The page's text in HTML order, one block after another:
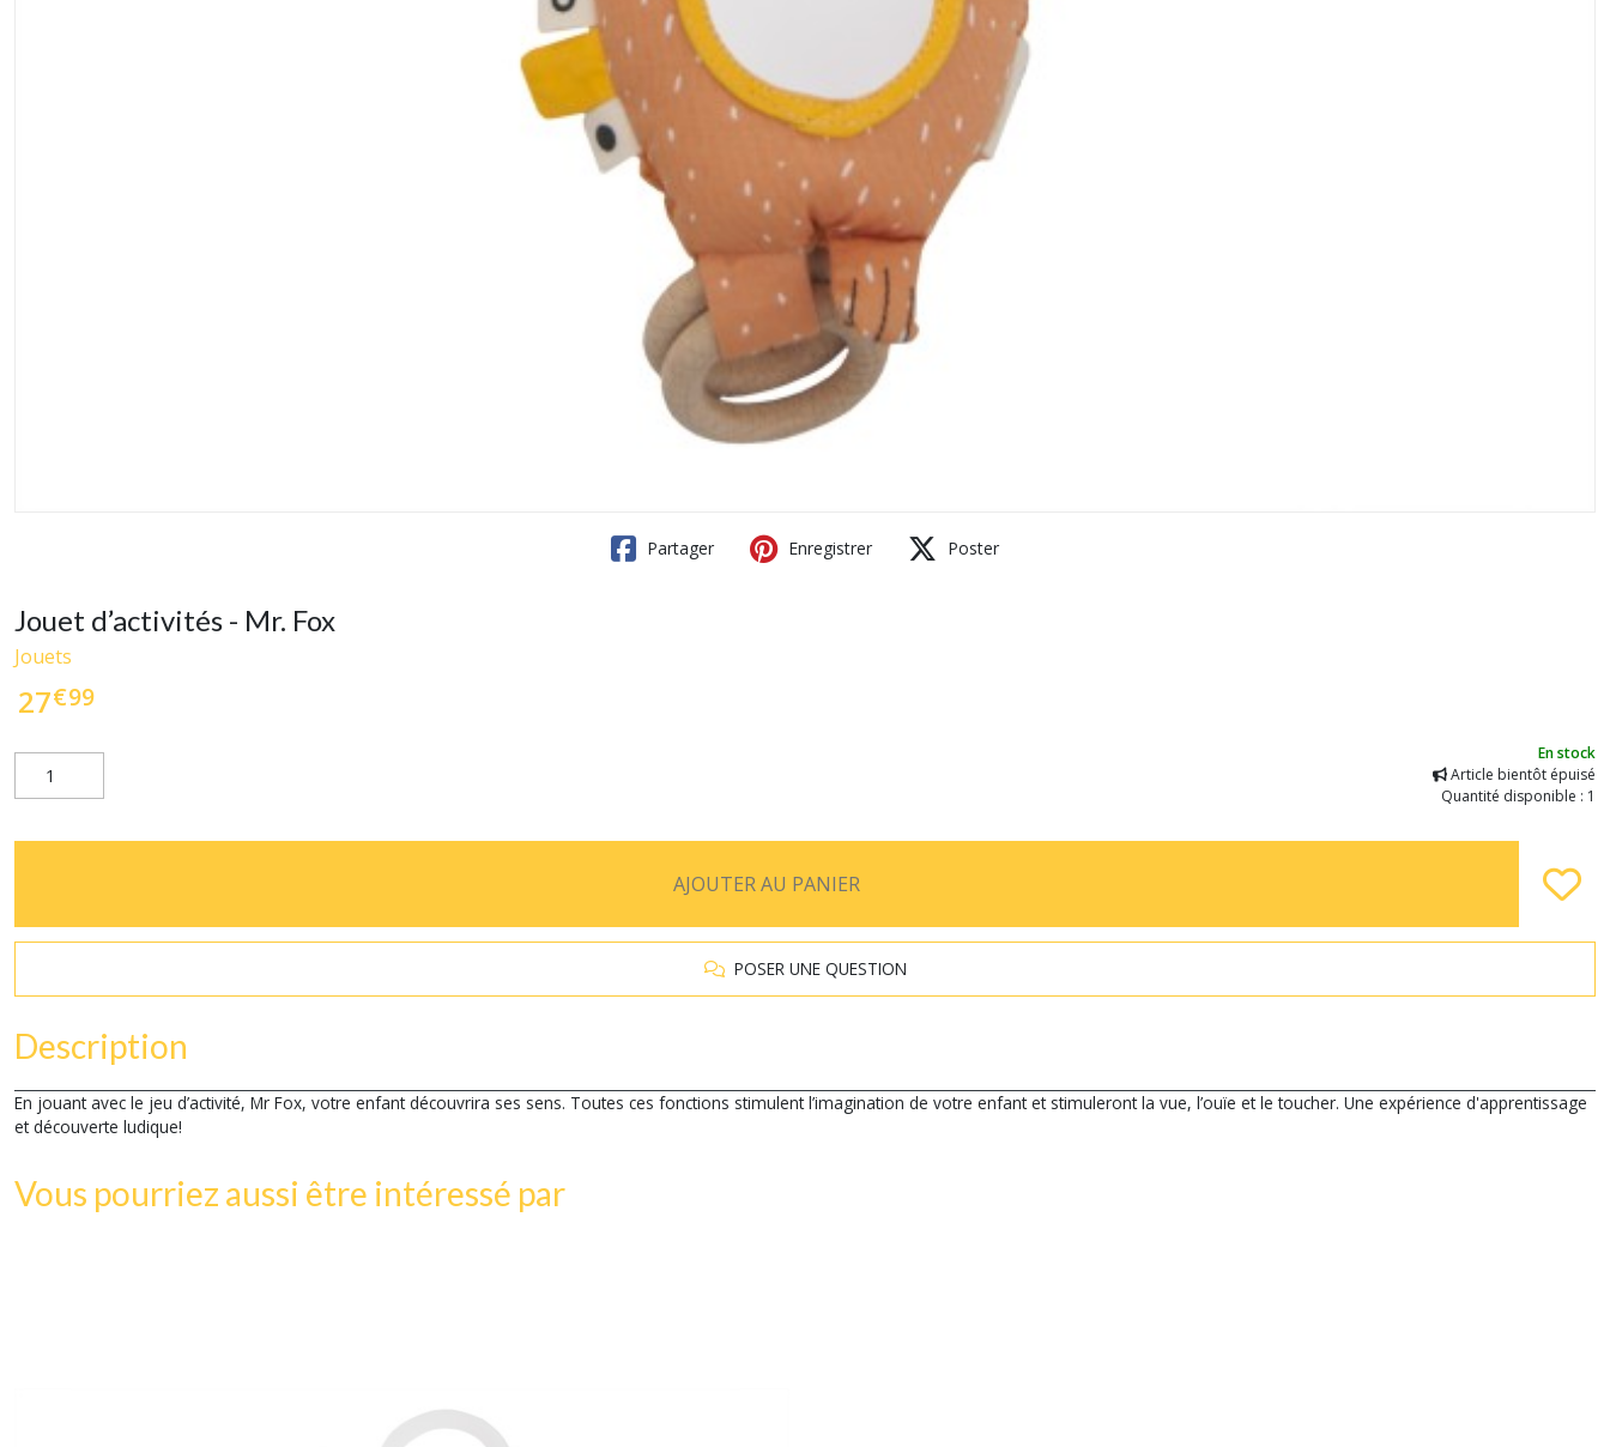
Partager Enregistrer Poster
Jouet d’activités - Mr. Fox
Jouets
27€99
En stock
Article bientôt épuisé
Quantité disponible : 1
AJOUTER AU PANIER
POSER UNE QUESTION
Description
En jouant avec le jeu d’activité, Mr Fox, votre enfant découvrira ses sens. Toutes ces fonctions stimulent l’imagination de votre enfant et stimuleront la vue, l’ouïe et le toucher. Une expérience d'apprentissage
et découverte ludique!
Vous pourriez aussi être intéressé par